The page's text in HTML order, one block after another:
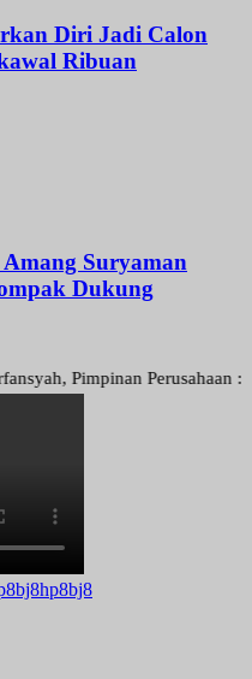
Diri Jadi Calon
Ribuan
Suryaman
Dukung
Pimpinan Perusahaan :